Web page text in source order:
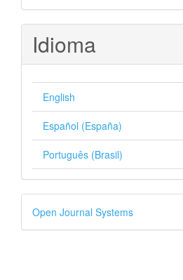
Idioma
English
Español (España)
Português (Brasil)
Desenvolvido
por
Open Journal Systems